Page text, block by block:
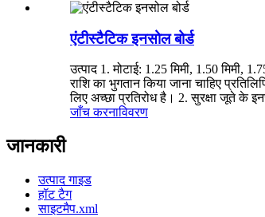
एंटीस्टैटिक इनसोल बोर्ड
उत्पाद 1. मोटाई: 1.25 मिमी, 1.50 मिमी,
राशि का भुगतान किया जाना चाहिए
लिए अच्छा प्रतिरोध है। 2. सुरक्षा जूते के
जाँच करनाविवरण
जानकारी
उत्पाद गाइड
हॉट टैग
साइटमैप.xml